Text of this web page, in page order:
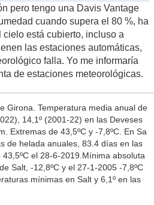
pero tengo una Davis Vantage
cuando supera el 80 %, ha
cielo está cubierto, incluso a
las estaciones automáticas,
falla. Yo me informaría
de estaciones meteorológicas.
Girona. Temperatura media anual de
14,1º (2001-22) en las Deveses
Extremas de 43,5ºC y -7,8ºC. En Sa
de helada anuales, 83.4 días en las
el 28-6-2019.Mínima absoluta
Salt, -12,8ºC y el 27-1-2005 -7,8ºC
mínimas en Salt y 6,1º en las